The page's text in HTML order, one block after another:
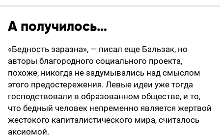
А получилось…
«Бедность заразна», — писал еще Бальзак, но
авторы благородного социального проекта,
похоже, никогда не задумывались над смыслом
этого предостережения. Левые идеи уже тогда
господствовали в образованном обществе, и то,
что бедный человек непременно является жертвой
жестокого капиталистического мира, считалось
аксиомой.